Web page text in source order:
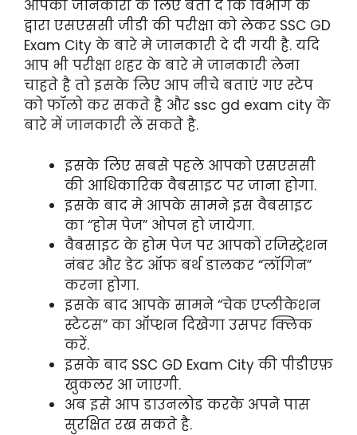
आपकी जानकारी के लिए बता दे कि विभाग के
द्वारा एसएससी जीडी की परीक्षा को लेकर SSC GD
Exam City के बारे मे जानकारी दे दी गयी है. यदि
आप भी परीक्षा शहर के बारे मे जानकारी लेना
चाहते है तो इसके लिए आप नीचे बताएं गए स्टेप
को फॉलो कर सकते है और ssc gd exam city के
बारे में जानकारी लें सकते है.
इसके लिए सबसे पहले आपको एसएससी
की आधिकारिक वैबसाइट पर जाना होगा.
इसके बाद मे आपके सामने इस वैबसाइट
का “होम पेज” ओपन हो जायेगा.
वैबसाइट के होम पेज पर आपकों रजिस्ट्रेशन
नंबर और डेट ऑफ बर्थ डालकर “लॉगिन”
करना होगा.
इसके बाद आपके सामने “चेक एप्लीकेशन
स्टेटस” का ऑप्शन दिखेगा उसपर क्लिक
करें.
इसके बाद SSC GD Exam City की पीडीएफ़
खुकलर आ जाएगी.
अब इसे आप डाउनलोड करके अपने पास
सुरक्षित रख सकते है.